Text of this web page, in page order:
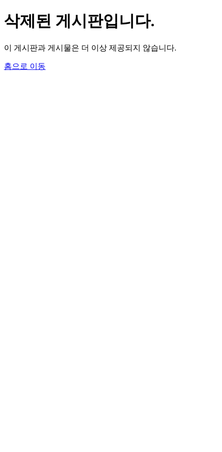
삭제된 게시판입니다.
이 게시판과 게시물은 더 이상 제공되지 않습니다.
홈으로 이동